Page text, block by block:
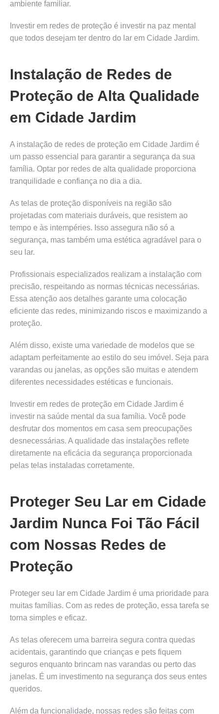
ambiente familiar.
Investir em redes de proteção é investir na paz mental
que todos desejam ter dentro do lar em Cidade Jardim.
Instalação de Redes de
Proteção de Alta Qualidade
em Cidade Jardim
A instalação de redes de proteção em Cidade Jardim é
um passo essencial para garantir a segurança da sua
família. Optar por redes de alta qualidade proporciona
tranquilidade e confiança no dia a dia.
As telas de proteção disponíveis na região são
projetadas com materiais duráveis, que resistem ao
tempo e às intempéries. Isso assegura não só a
segurança, mas também uma estética agradável para o
seu lar.
Profissionais especializados realizam a instalação com
precisão, respeitando as normas técnicas necessárias.
Essa atenção aos detalhes garante uma colocação
eficiente das redes, minimizando riscos e maximizando a
proteção.
Além disso, existe uma variedade de modelos que se
adaptam perfeitamente ao estilo do seu imóvel. Seja para
varandas ou janelas, as opções são muitas e atendem
diferentes necessidades estéticas e funcionais.
Investir em redes de proteção em Cidade Jardim é
investir na saúde mental da sua família. Você pode
desfrutar dos momentos em casa sem preocupações
desnecessárias. A qualidade das instalações reflete
diretamente na eficácia da segurança proporcionada
pelas telas instaladas corretamente.
Proteger Seu Lar em Cidade
Jardim Nunca Foi Tão Fácil
com Nossas Redes de
Proteção
Proteger seu lar em Cidade Jardim é uma prioridade para
muitas famílias. Com as redes de proteção, essa tarefa se
torna simples e eficaz.
As telas oferecem uma barreira segura contra quedas
acidentais, garantindo que crianças e pets fiquem
seguros enquanto brincam nas varandas ou perto das
janelas. É um investimento na segurança dos seus entes
queridos.
Além da funcionalidade, nossas redes são feitas com